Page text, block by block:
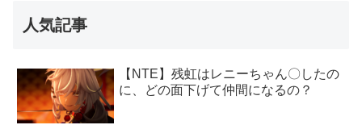
人気記事
【NTE】残虹はレニーちゃん〇したの
に、どの面下げて仲間になるの？